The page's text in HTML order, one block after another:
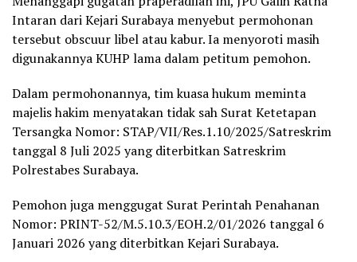
Intaran dari Kejari Surabaya menyebut permohonan
tersebut obscuur libel atau kabur. Ia menyoroti masih
digunakannya KUHP lama dalam petitum pemohon.
Dalam permohonannya, tim kuasa hukum meminta
majelis hakim menyatakan tidak sah Surat Ketetapan
Tersangka Nomor: STAP/VII/Res.1.10/2025/Satreskrim
tanggal 8 Juli 2025 yang diterbitkan Satreskrim
Polrestabes Surabaya.
Pemohon juga menggugat Surat Perintah Penahanan
Nomor: PRINT-52/M.5.10.3/EOH.2/01/2026 tanggal 6
Januari 2026 yang diterbitkan Kejari Surabaya.